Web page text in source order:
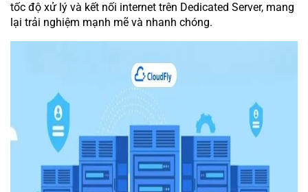
tốc độ xử lý và kết nối internet trên Dedicated Server, mang
lại trải nghiệm mạnh mẽ và nhanh chóng.